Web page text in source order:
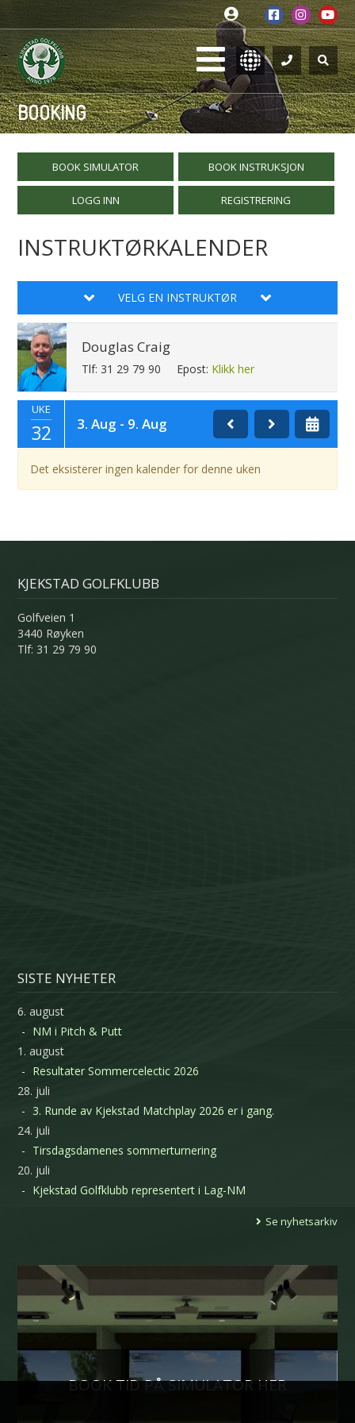
BOOKING
BOOK SIMULATOR BOOK INSTRUKSJON
LOGG INN REGISTRERING
INSTRUKTØRKALENDER
VELG EN INSTRUKTØR
Douglas Craig
Tlf: 31 29 79 90 Epost: Klikk her
UKE
32 3. Aug - 9. Aug
Det eksisterer ingen kalender for denne uken
KJEKSTAD GOLFKLUBB
Golfveien 1
3440 Røyken
Tlf: 31 29 79 90
SISTE NYHETER
6. august
NM i Pitch & Putt
1. august
Resultater Sommercelectic 2026
28. juli
3. Runde av Kjekstad Matchplay 2026 er i gang.
24. juli
Tirsdagsdamenes sommerturnering
20. juli
Kjekstad Golfklubb representert i Lag-NM
Se nyhetsarkiv
BOOK TID PÅ SIMULATOR HER